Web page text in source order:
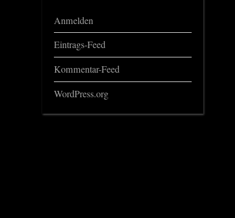
Anmelden
Eintrags-Feed
Kommentar-Feed
WordPress.org